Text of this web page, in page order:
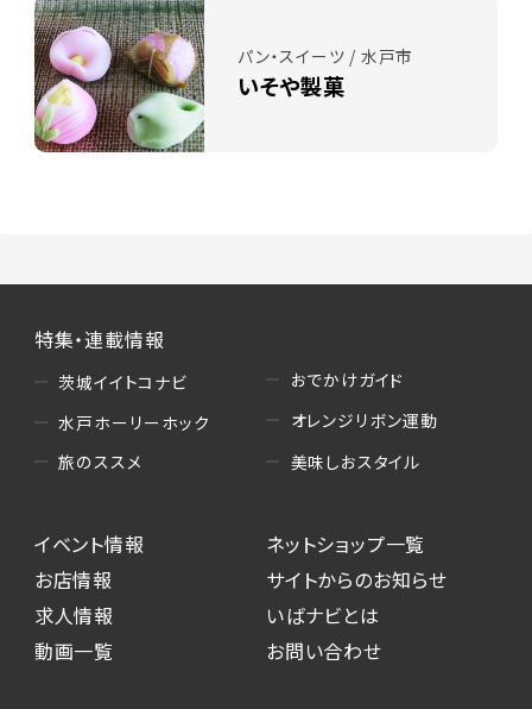
パン・スイーツ / 水戸市
いそや製菓
特集・連載情報
茨城イイトコナビ
水戸ホーリーホック
旅のススメ
おでかけガイド
オレンジリボン運動
美味しおスタイル
イベント情報
お店情報
求人情報
動画一覧
ネットショップ一覧
サイトからのお知らせ
いばナビとは
お問い合わせ